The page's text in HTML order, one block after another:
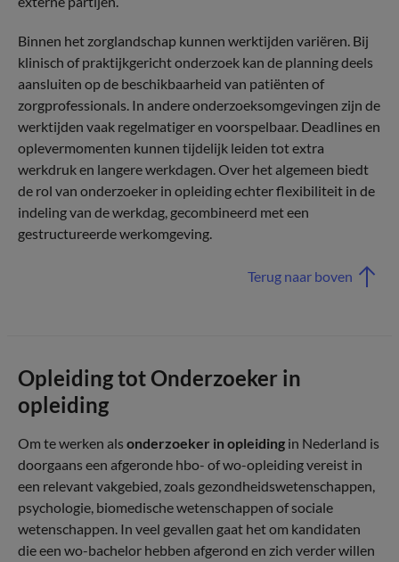
Binnen het zorglandschap kunnen werktijden variëren. Bij
klinisch of praktijkgericht onderzoek kan de planning deels
aansluiten op de beschikbaarheid van patiënten of
zorgprofessionals. In andere onderzoeksomgevingen zijn de
werktijden vaak regelmatiger en voorspelbaar. Deadlines en
oplevermomenten kunnen tijdelijk leiden tot extra
werkdruk en langere werkdagen. Over het algemeen biedt
de rol van onderzoeker in opleiding echter flexibiliteit in de
indeling van de werkdag, gecombineerd met een
gestructureerde werkomgeving.
Terug naar boven
Opleiding tot Onderzoeker in
opleiding
Om te werken als onderzoeker in opleiding in Nederland is
doorgaans een afgeronde hbo- of wo-opleiding vereist in
een relevant vakgebied, zoals gezondheidswetenschappen,
psychologie, biomedische wetenschappen of sociale
wetenschappen. In veel gevallen gaat het om kandidaten
die een wo-bachelor hebben afgerond en zich verder willen